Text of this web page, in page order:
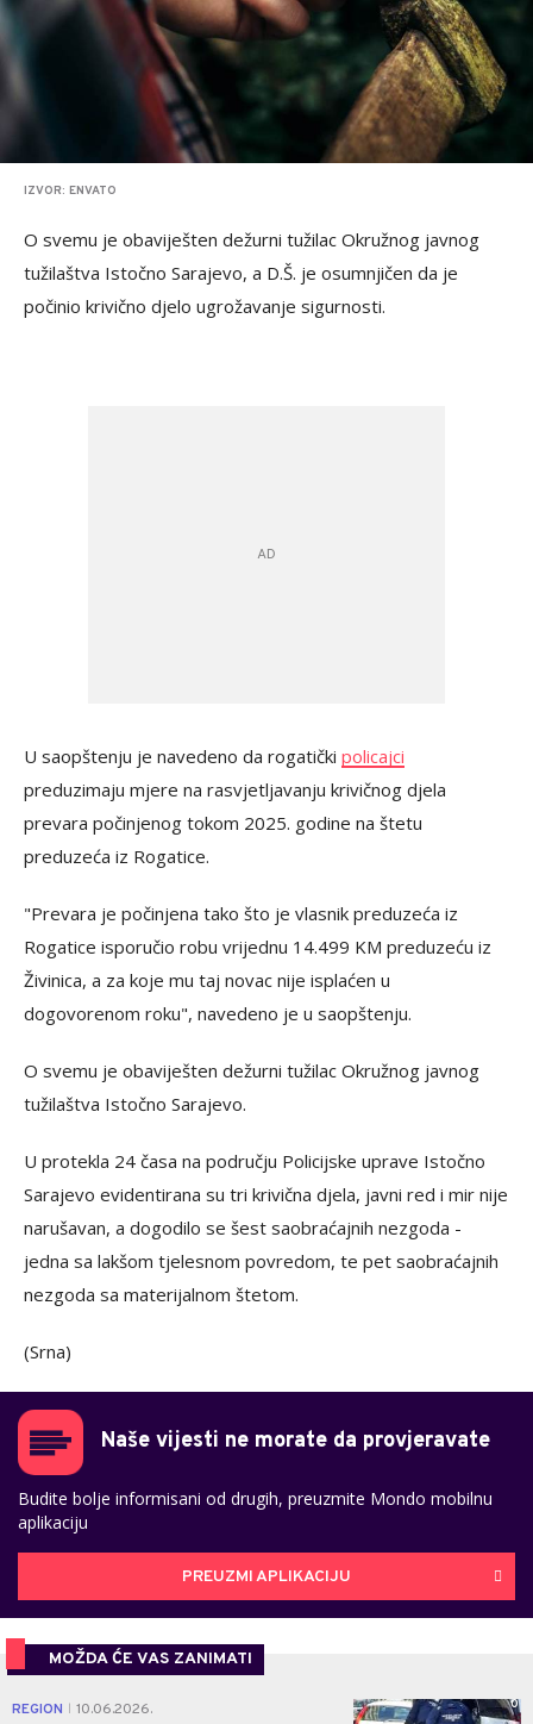
IZVOR: ENVATO
O svemu je obaviješten dežurni tužilac Okružnog javnog
tužilaštva Istočno Sarajevo, a D.Š. je osumnjičen da je
počinio krivično djelo ugrožavanje sigurnosti.
U saopštenju je navedeno da rogatički policajci
preduzimaju mjere na rasvjetljavanju krivičnog djela
prevara počinjenog tokom 2025. godine na štetu
preduzeća iz Rogatice.
"Prevara je počinjena tako što je vlasnik preduzeća iz
Rogatice isporučio robu vrijednu 14.499 KM preduzeću iz
Živinica, a za koje mu taj novac nije isplaćen u
dogovorenom roku", navedeno je u saopštenju.
O svemu je obaviješten dežurni tužilac Okružnog javnog
tužilaštva Istočno Sarajevo.
U protekla 24 časa na području Policijske uprave Istočno
Sarajevo evidentirana su tri krivična djela, javni red i mir nije
narušavan, a dogodilo se šest saobraćajnih nezgoda -
jedna sa lakšom tjelesnom povredom, te pet saobraćajnih
nezgoda sa materijalnom štetom.
(Srna)
Naše vijesti ne morate da provjeravate
Budite bolje informisani od drugih, preuzmite Mondo mobilnu
aplikaciju
PREUZMI APLIKACIJU
MOŽDA ĆE VAS ZANIMATI
REGION 10.06.2026. 0